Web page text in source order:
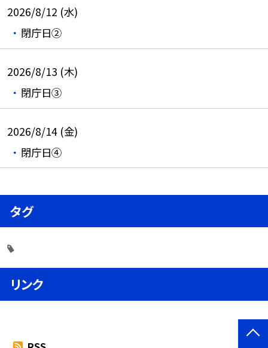
2026/8/12 (水)
閉庁日②
2026/8/13 (木)
閉庁日③
2026/8/14 (金)
閉庁日④
タグ
リンク